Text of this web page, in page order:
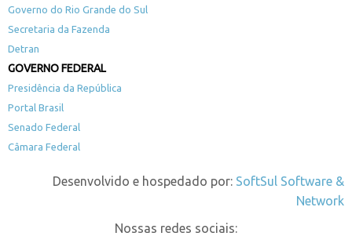
Governo do Rio Grande do Sul
Secretaria da Fazenda
Detran
GOVERNO FEDERAL
Presidência da República
Portal Brasil
Senado Federal
Câmara Federal
Desenvolvido e hospedado por: SoftSul Software &
Network
Nossas redes sociais: